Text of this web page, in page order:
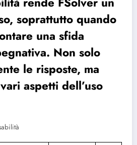
soprattutto quando
una sfida
Non solo
le risposte, ma
aspetti dell’uso